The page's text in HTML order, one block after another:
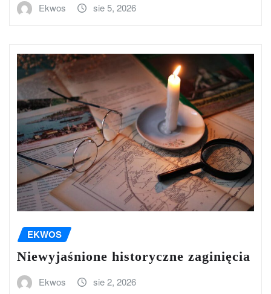
Ekwos sie 5, 2026
EKWOS
Niewyjaśnione historyczne zaginięcia
Ekwos sie 2, 2026